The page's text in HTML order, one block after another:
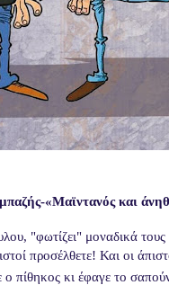
«Μαϊντανός και
"φωτίζει" μοναδικά
προσέλθετε! Και οι
ο πίθηκος κι έφαγε το